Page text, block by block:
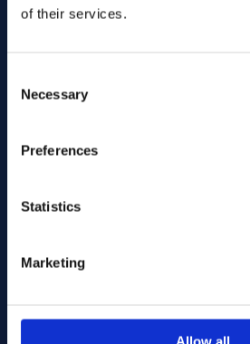
of their services.
Selection
Necessary
Preferences
Statistics
Marketing
Allow all
Wyślij
Cutting services